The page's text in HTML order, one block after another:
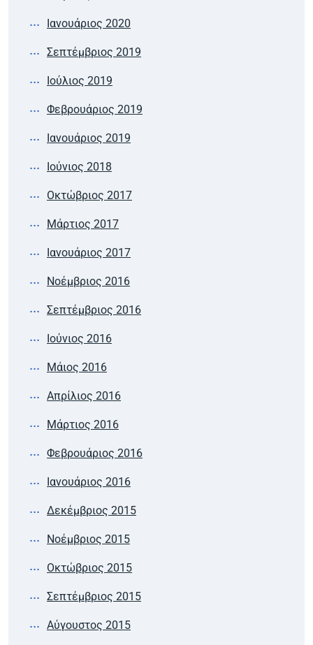
Ιανουάριος 2020
Σεπτέμβριος 2019
Ιούλιος 2019
Φεβρουάριος 2019
Ιανουάριος 2019
Ιούνιος 2018
Οκτώβριος 2017
Μάρτιος 2017
Ιανουάριος 2017
Νοέμβριος 2016
Σεπτέμβριος 2016
Ιούνιος 2016
Μάιος 2016
Απρίλιος 2016
Μάρτιος 2016
Φεβρουάριος 2016
Ιανουάριος 2016
Δεκέμβριος 2015
Νοέμβριος 2015
Οκτώβριος 2015
Σεπτέμβριος 2015
Αύγουστος 2015